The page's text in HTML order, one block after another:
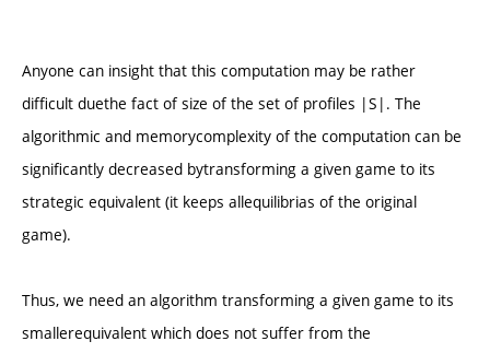
Anyone can insight that this computation may be rather
difficult duethe fact of size of the set of profiles |S|. The
algorithmic and memorycomplexity of the computation can be
significantly decreased bytransforming a given game to its
strategic equivalent (it keeps allequilibrias of the original
game).
Thus, we need an algorithm transforming a given game to its
smallerequivalent which does not suffer from the